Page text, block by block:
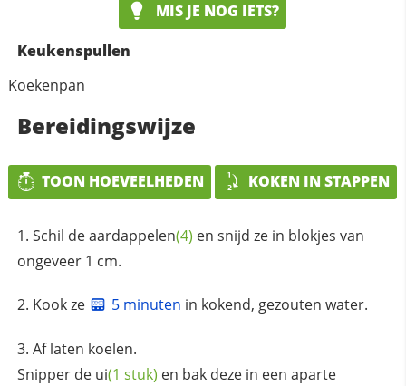
MIS JE NOG IETS?
Keukenspullen
Koekenpan
Bereidingswijze
TOON HOEVEELHEDEN KOKEN IN STAPPEN
Schil deaardappelen(4) en snijd ze in blokjes van
ongeveer 1 cm.
Kook ze 5 minuten in kokend, gezouten water.
Af laten koelen.
Snipper de ui(1 stuk) en bak deze in een aparte